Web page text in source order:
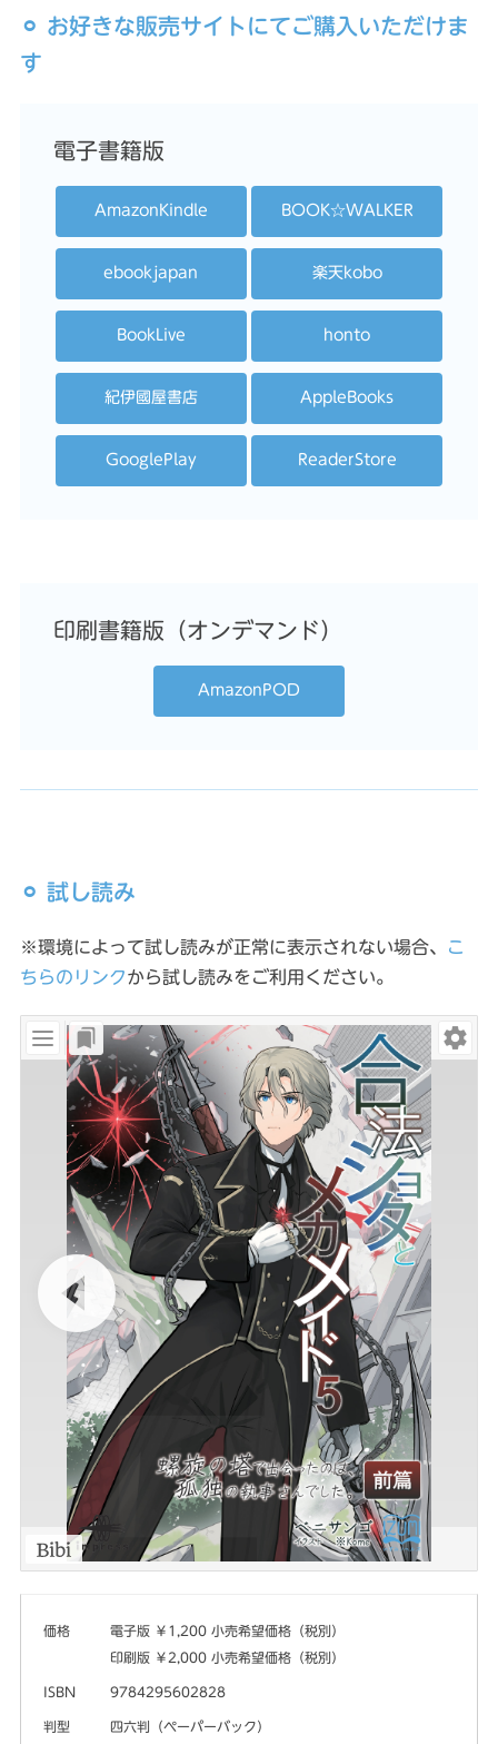
⚪︎ 試し読み
※環境によって試し読みが正常に表示されない場合、
こ
ちらのリンクから試し読みをご利用ください。
価格
電子版 ￥1,200 小売希望価格（税別）
印刷版 ￥2,000 小売希望価格（税別）
ISBN 9784295602828
判型 四六判（ペーパーバック）
⚪︎ お好きな販売サイトにてご購入いただけま
す
電子書籍版
AmazonKindle BOOK☆WALKER
ebookjapan 楽天kobo
BookLive honto
紀伊國屋書店 AppleBooks
GooglePlay ReaderStore
印刷書籍版（オンデマンド）
AmazonPOD